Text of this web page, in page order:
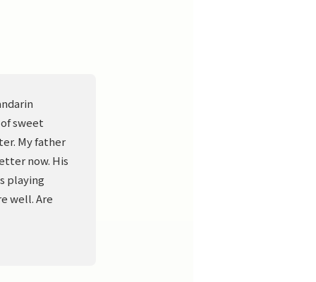
sweet
My father
now. His
playing
well. Are